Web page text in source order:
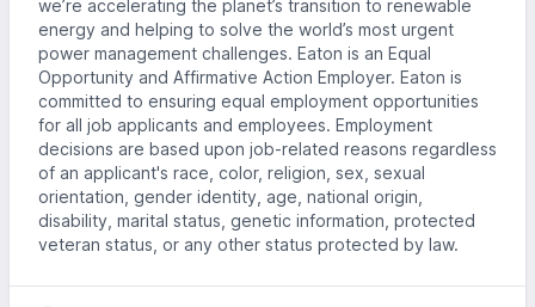
we’re accelerating the planet’s transition to renewable
energy and helping to solve the world’s most urgent
power management challenges. Eaton is an Equal
Opportunity and Affirmative Action Employer. Eaton is
committed to ensuring equal employment opportunities
for all job applicants and employees. Employment
decisions are based upon job-related reasons regardless
of an applicant's race, color, religion, sex, sexual
orientation, gender identity, age, national origin,
disability, marital status, genetic information, protected
veteran status, or any other status protected by law.